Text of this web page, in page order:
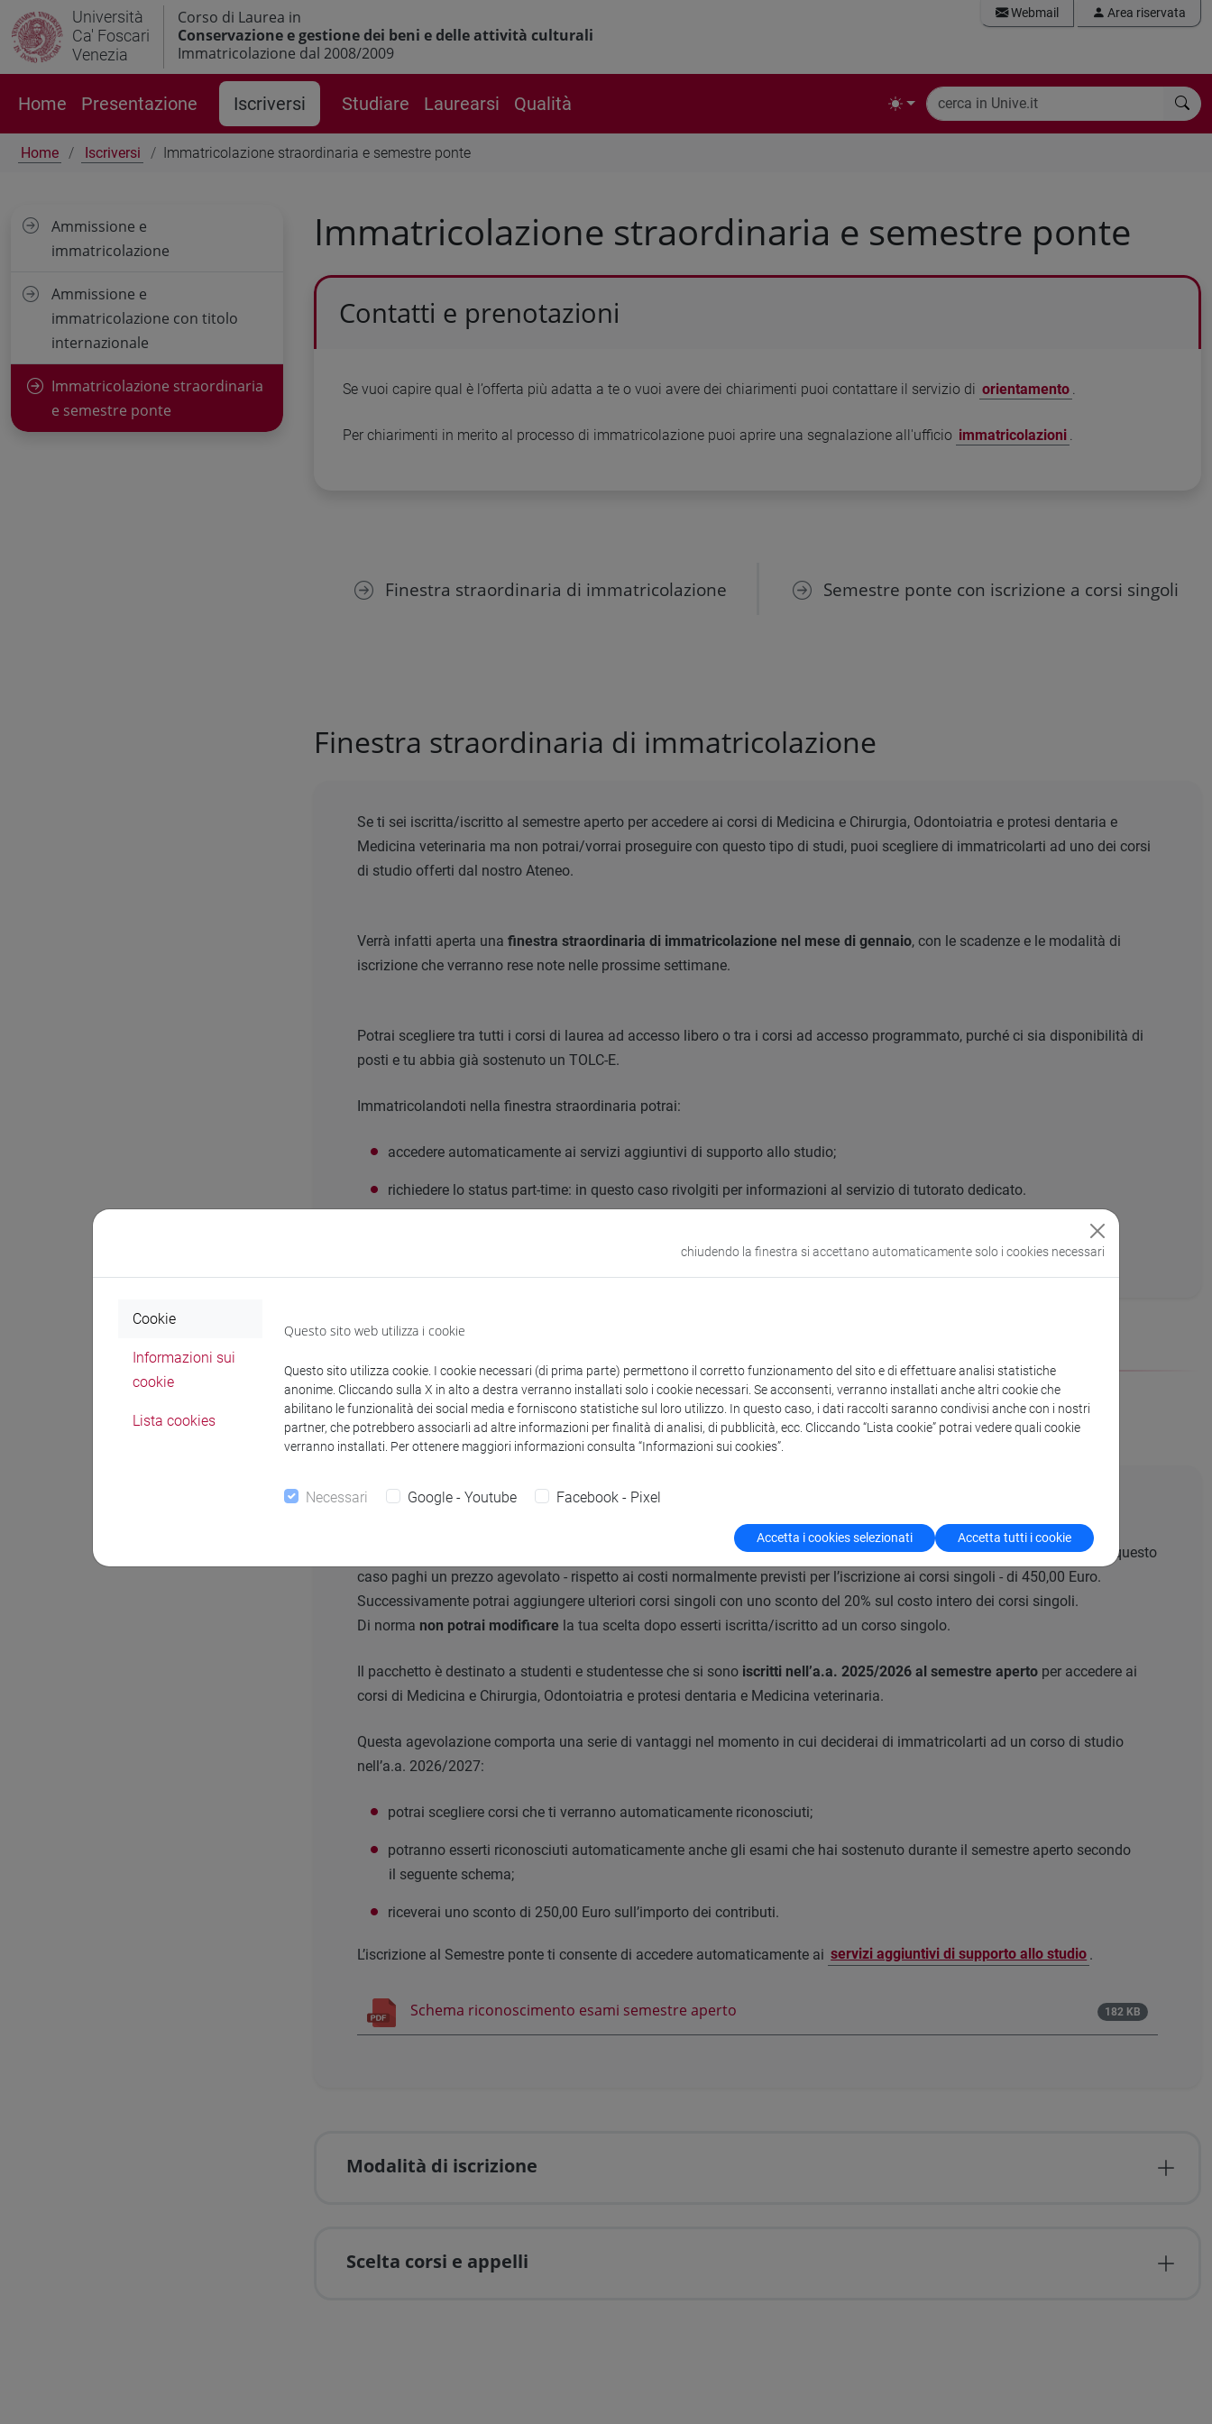
Università
Ca' Foscari
Venezia
Corso di Laurea in
Conservazione e gestione dei beni e delle attività culturali
Immatricolazione dal 2008/2009
Webmail Area riservata
Home Presentazione Iscriversi Studiare Laurearsi Qualità
Home Iscriversi Immatricolazione straordinaria e semestre ponte
Immatricolazione straordinaria e semestre ponte
Contatti e prenotazioni
Se vuoi capire qual è l’offerta più adatta a te o vuoi avere dei chiarimenti puoi contattare il servizio di orientamento .
Per chiarimenti in merito al processo di immatricolazione puoi aprire una segnalazione all'ufficio immatricolazioni .
Finestra straordinaria di immatricolazione Semestre ponte con iscrizione a corsi singoli
Finestra straordinaria di immatricolazione
Se ti sei iscritta/iscritto al semestre aperto per accedere ai corsi di Medicina e Chirurgia, Odontoiatria e protesi dentaria e
Medicina veterinaria ma non potrai/vorrai proseguire con questo tipo di studi, puoi scegliere di immatricolarti ad uno dei corsi
di studio offerti dal nostro Ateneo.
Verrà infatti aperta una finestra straordinaria di immatricolazione nel mese di gennaio, con le scadenze e le modalità di
iscrizione che verranno rese note nelle prossime settimane.
Potrai scegliere tra tutti i corsi di laurea ad accesso libero o tra i corsi ad accesso programmato, purché ci sia disponibilità di
posti e tu abbia già sostenuto un TOLC-E.
Immatricolandoti nella finestra straordinaria potrai:
accedere automaticamente ai servizi aggiuntivi di supporto allo studio;
richiedere lo status part-time: in questo caso rivolgiti per informazioni al servizio di tutorato dedicato.
Semestre ponte con iscrizione a corsi singoli
Puoi iscriverti al semestre ponte dall'1 febbraio al 31 agosto 2026
iscriversi ai singoli corsi per un totale (minimo) di 18 CFU : in questo
caso paghi un prezzo agevolato - rispetto ai costi normalmente previsti per l’iscrizione ai corsi singoli - di 450,00 Euro.
Successivamente potrai aggiungere ulteriori corsi singoli con uno sconto del 20% sul costo intero dei corsi singoli.
Di norma non potrai modificare la tua scelta dopo esserti iscritta/iscritto ad un corso singolo.
Il pacchetto è destinato a studenti e studentesse che si sono iscritti nell’a.a. 2025/2026 al semestre aperto per accedere ai
corsi di Medicina e Chirurgia, Odontoiatria e protesi dentaria e Medicina veterinaria.
Questa agevolazione comporta una serie di vantaggi nel momento in cui deciderai di immatricolarti ad un corso di studio
nell’a.a. 2026/2027:
potrai scegliere corsi che ti verranno automaticamente riconosciuti;
potranno esserti riconosciuti automaticamente anche gli esami che hai sostenuto durante il semestre aperto secondo
il seguente schema;
riceverai uno sconto di 250,00 Euro sull’importo dei contributi.
L’iscrizione al Semestre ponte ti consente di accedere automaticamente ai servizi aggiuntivi di supporto allo studio .
Schema riconoscimento esami semestre aperto 182 KB
Modalità di iscrizione
Scelta corsi e appelli
Ammissione e
immatricolazione
Ammissione e
immatricolazione con titolo
internazionale
Immatricolazione straordinaria
e semestre ponte
chiudendo la finestra si accettano automaticamente solo i cookies necessari
Cookie
Informazioni sui
cookie
Lista cookies
Questo sito web utilizza i cookie
Questo sito utilizza cookie. I cookie necessari (di prima parte) permettono il corretto funzionamento del sito e di effettuare analisi statistiche
anonime. Cliccando sulla X in alto a destra verranno installati solo i cookie necessari. Se acconsenti, verranno installati anche altri cookie che
abilitano le funzionalità dei social media e forniscono statistiche sul loro utilizzo. In questo caso, i dati raccolti saranno condivisi anche con i nostri
partner, che potrebbero associarli ad altre informazioni per finalità di analisi, di pubblicità, ecc. Cliccando “Lista cookie” potrai vedere quali cookie
verranno installati. Per ottenere maggiori informazioni consulta “Informazioni sui cookies”.
Necessari Google - Youtube Facebook - Pixel
Accetta i cookies selezionati Accetta tutti i cookie